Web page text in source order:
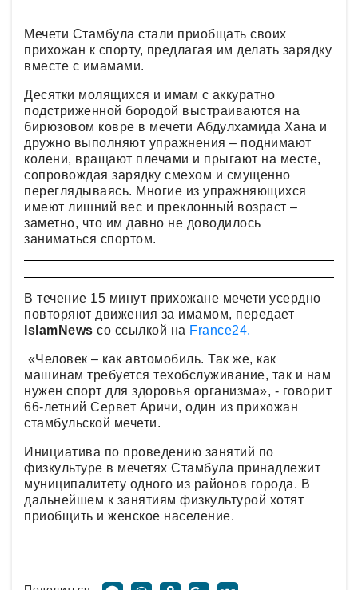
Мечети Стамбула стали приобщать своих
прихожан к спорту, предлагая им делать зарядку
вместе с имамами.
Десятки молящихся и имам с аккуратно
подстриженной бородой выстраиваются на
бирюзовом ковре в мечети Абдулхамида Хана и
дружно выполняют упражнения – поднимают
колени, вращают плечами и прыгают на месте,
сопровождая зарядку смехом и смущенно
переглядываясь. Многие из упражняющихся
имеют лишний вес и преклонный возраст –
заметно, что им давно не доводилось
заниматься спортом.
В течение 15 минут прихожане мечети усердно
повторяют движения за имамом, передает
IslamNews со ссылкой на France24.
«Человек – как автомобиль. Так же, как
машинам требуется техобслуживание, так и нам
нужен спорт для здоровья организма», - говорит
66-летний Сервет Аричи, один из прихожан
стамбульской мечети.
Инициатива по проведению занятий по
физкультуре в мечетях Стамбула принадлежит
муниципалитету одного из районов города. В
дальнейшем к занятиям физкультурой хотят
приобщить и женское население.